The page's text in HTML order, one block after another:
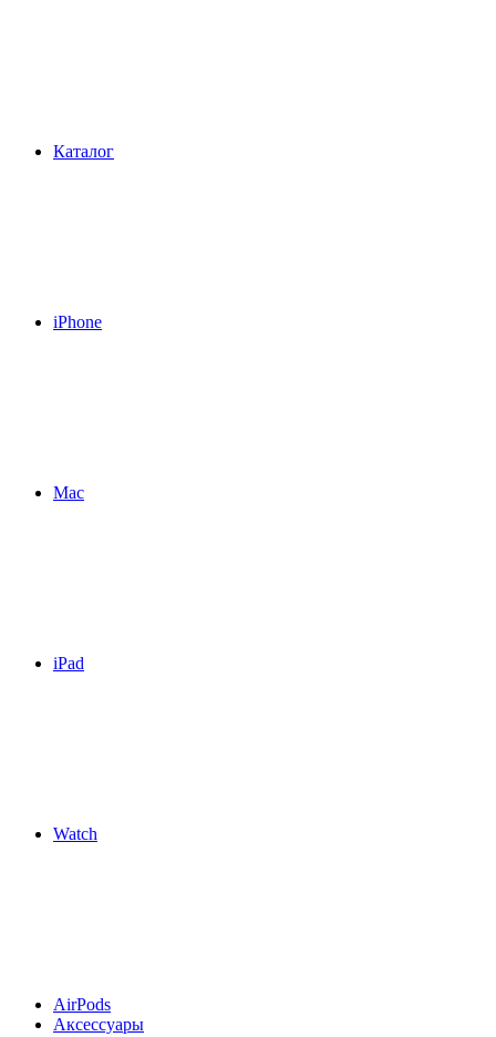
Каталог
iPhone
Mac
iPad
Watch
AirPods
Аксессуары